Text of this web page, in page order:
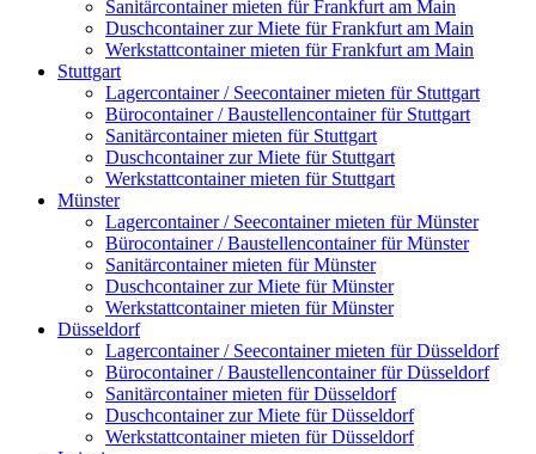
Sanitärcontainer mieten für Frankfurt am Main
Duschcontainer zur Miete für Frankfurt am Main
Werkstattcontainer mieten für Frankfurt am Main
Stuttgart
Lagercontainer / Seecontainer mieten für Stuttgart
Bürocontainer / Baustellencontainer für Stuttgart
Sanitärcontainer mieten für Stuttgart
Duschcontainer zur Miete für Stuttgart
Werkstattcontainer mieten für Stuttgart
Münster
Lagercontainer / Seecontainer mieten für Münster
Bürocontainer / Baustellencontainer für Münster
Sanitärcontainer mieten für Münster
Duschcontainer zur Miete für Münster
Werkstattcontainer mieten für Münster
Düsseldorf
Lagercontainer / Seecontainer mieten für Düsseldorf
Bürocontainer / Baustellencontainer für Düsseldorf
Sanitärcontainer mieten für Düsseldorf
Duschcontainer zur Miete für Düsseldorf
Werkstattcontainer mieten für Düsseldorf